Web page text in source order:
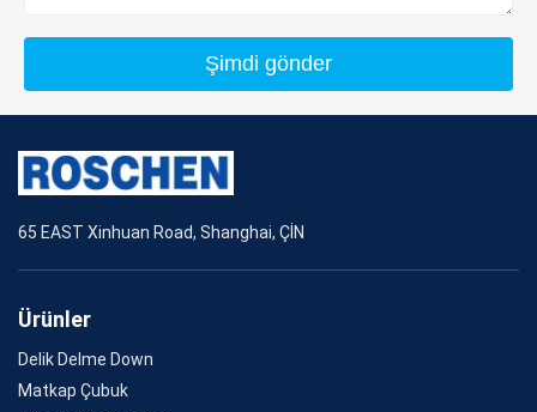
Şimdi gönder
65 EAST Xinhuan Road, Shanghai, ÇİN
Ürünler
Delik Delme Down
Matkap Çubuk